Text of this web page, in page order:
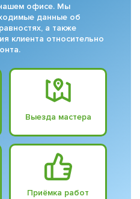
офисе. Мы
данные об
а также
клиента относительно
Выезда мастера
Приёмка работ